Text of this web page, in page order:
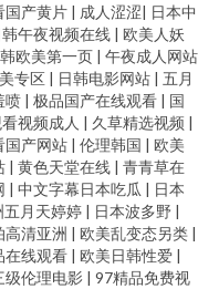
国产黄片 | 成人涩涩| 日本中
韩午夜视频在线 | 欧美人妖
欧美第一页 | 午夜成人网站
专区 | 日韩电影网站 | 五月
喷 | 极品国产在线观看 | 国
视频成人 | 久草精选视频 |
国产网站 | 伦理韩国 | 欧美
| 黄色天堂在线 | 青青草在
| 中文字幕日本吃瓜 | 日本
五月天婷婷 | 日本波多野 |
高清亚洲 | 欧美乱变态另类 |
在线观看 | 欧美日韩性爱 |
级伦理电影 | 97精品免费视